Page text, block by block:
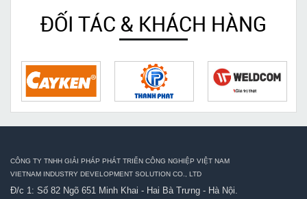
ĐỐI TÁC & KHÁCH HÀNG
CÔNG TY TNHH GIẢI PHÁP PHÁT TRIỂN CÔNG NGHIỆP VIỆT NAM
VIETNAM INDUSTRY DEVELOPMENT SOLUTION CO., LTD
Đ/c 1: Số 82 Ngõ 651 Minh Khai - Hai Bà Trưng - Hà Nội.